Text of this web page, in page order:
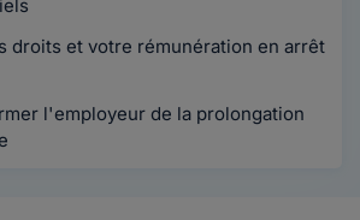
droits et votre rémunération en arrêt
l'employeur de la prolongation